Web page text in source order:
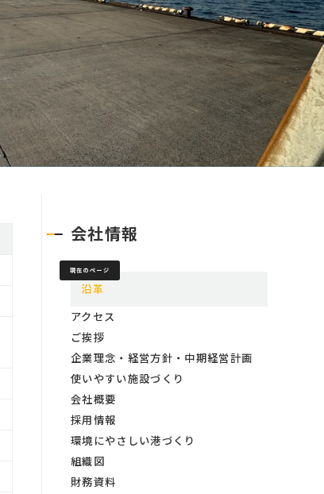
会社情報
現在のページ
沿革
アクセス
ご挨拶
企業理念・経営方針・中期経営計画
使いやすい施設づくり
会社概要
採用情報
環境にやさしい港づくり
組織図
財務資料